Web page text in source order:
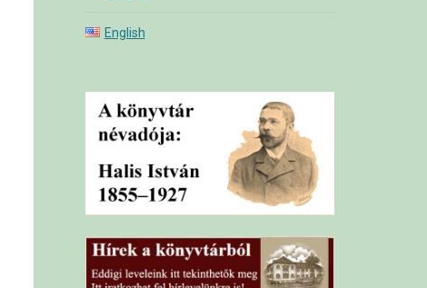
English